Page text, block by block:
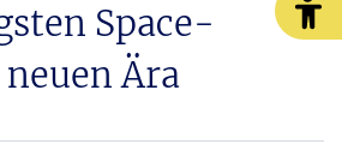
Space-
Ära